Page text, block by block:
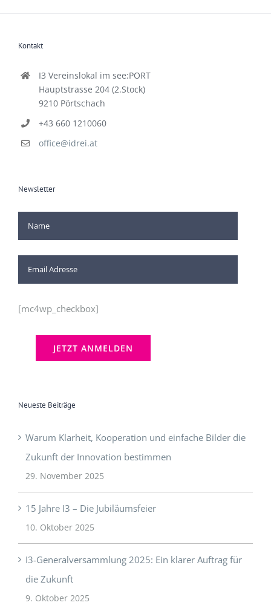
Kontakt
I3 Vereinslokal im see:PORT
Hauptstrasse 204 (2.Stock)
9210 Pörtschach
+43 660 1210060
office@idrei.at
Newsletter
[mc4wp_checkbox]
Neueste Beiträge
Warum Klarheit, Kooperation und einfache Bilder die
Zukunft der Innovation bestimmen
29. November 2025
15 Jahre I3 – Die Jubiläumsfeier
10. Oktober 2025
I3-Generalversammlung 2025: Ein klarer Auftrag für
die Zukunft
9. Oktober 2025